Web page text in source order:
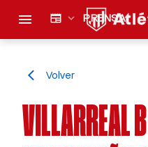
menu newspaper expand_more PRENSA
arrow_back_ios Volver
VILLARREAL